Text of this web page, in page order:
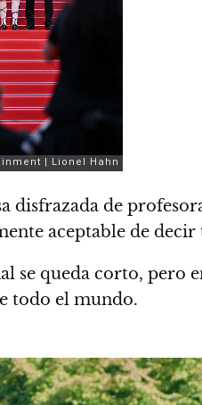
disfrazada de
aceptable de
se queda corto,
todo el mundo.